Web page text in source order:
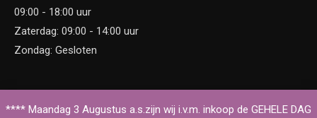
**** Maandag 3 Augustus a.s.zijn wij i.v.m. inkoop de GEHELE DAG
09:00 - 18:00 uur
Zaterdag: 09:00 - 14:00 uur
Zondag: Gesloten